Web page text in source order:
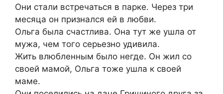
Они стали встречаться в парке. Через три
месяца он признался ей в любви.
Ольга была счастлива. Она тут же ушла от
мужа, чем того серьезно удивила.
Жить влюбленным было негде. Он жил со
своей мамой, Ольга тоже ушла к своей
маме.